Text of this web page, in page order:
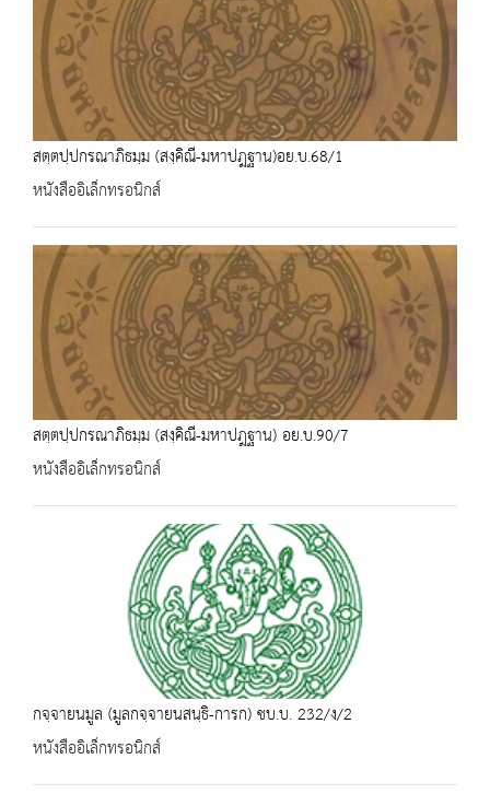
สตฺตปฺปกรณาภิธมฺม (สงฺคิณี-มหาปฎฐาน)อย.บ.68/1
หนังสืออิเล็กทรอนิกส์
สตฺตปฺปกรณาภิธมฺม (สงฺคิณี-มหาปฎฐาน) อย.บ.90/7
หนังสืออิเล็กทรอนิกส์
กจฺจายนมูล (มูลกจฺจายนสนฺธิ-การก) ชบ.บ. 232/ง/2
หนังสืออิเล็กทรอนิกส์